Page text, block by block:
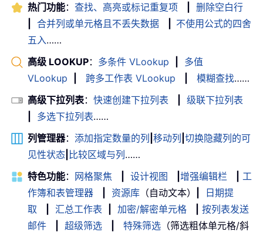
热门功能： 查找、高亮或标记重复项
删除空白行
合并列或单元格且不丢失数据
不使用公式的四舍
五入……
高级 LOOKUP： 多条件 VLookup
多值
VLookup
跨多工作表 VLookup 模糊查找……
高级下拉列表： 快速创建下拉列表
级联下拉列表
多选下拉列表……
列管理器： 添加指定数量的列 移动列 切换隐藏列的可
见性状态 比较区域与列……
特色功能： 网格聚焦 设计视图 增强编辑栏
工
作簿和表管理器
资源库 （自动文本）
日期提
取
汇总工作表 加密/解密单元格
按列表发送
邮件
超级筛选 特殊筛选 （筛选粗体单元格/斜